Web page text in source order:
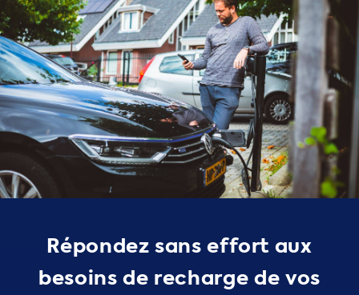
Répondez sans effort aux
besoins de recharge de vos